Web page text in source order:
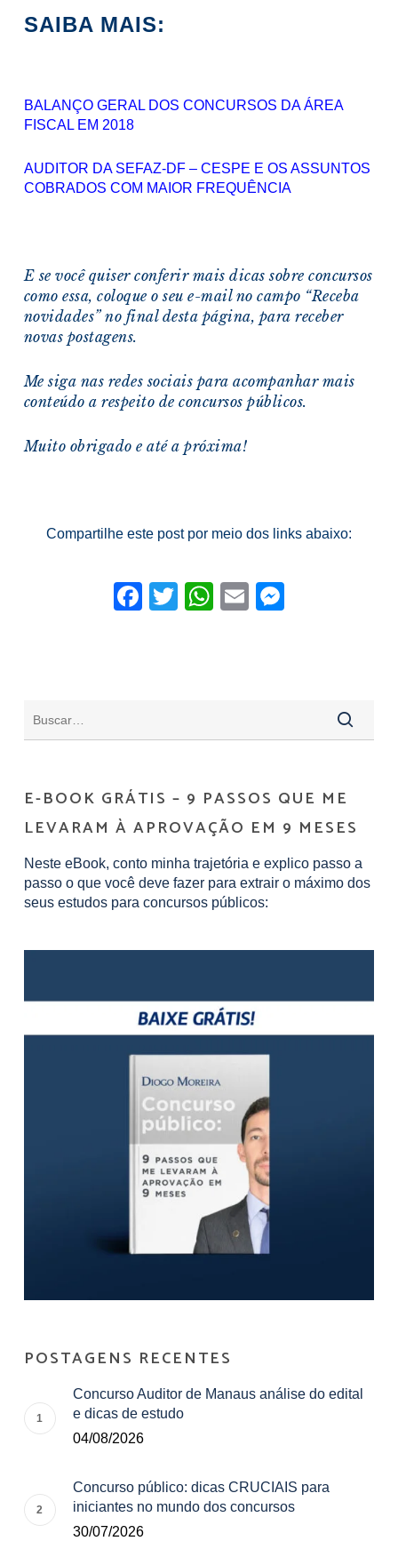
SAIBA MAIS:
BALANÇO GERAL DOS CONCURSOS DA ÁREA
FISCAL EM 2018
AUDITOR DA SEFAZ-DF – CESPE E OS ASSUNTOS
COBRADOS COM MAIOR FREQUÊNCIA
E se você quiser conferir mais dicas sobre concursos
como essa, coloque o seu e-mail no campo “Receba
novidades” no final desta página, para receber
novas postagens.
Me siga nas redes sociais para acompanhar mais
conteúdo a respeito de concursos públicos.
Muito obrigado e até a próxima!
Compartilhe este post por meio dos links abaixo:
Facebook
TwitterWhatsApp
Email
E-BOOK GRÁTIS – 9 PASSOS QUE ME
LEVARAM À APROVAÇÃO EM 9 MESES
Neste eBook, conto minha trajetória e explico passo a
passo o que você deve fazer para extrair o máximo dos
seus estudos para concursos públicos:
POSTAGENS RECENTES
Concurso Auditor de Manaus análise do edital
e dicas de estudo
04/08/2026
Concurso público: dicas CRUCIAIS para
iniciantes no mundo dos concursos
30/07/2026